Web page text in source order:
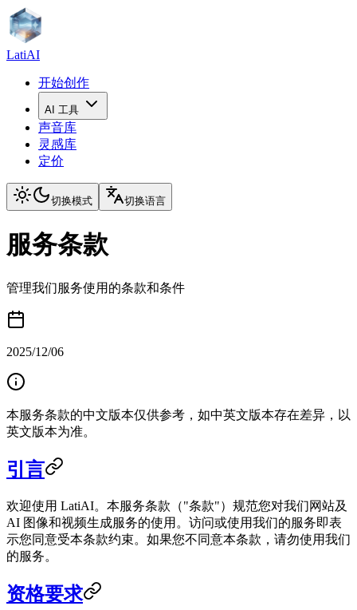
LatiAI
开始创作
AI 工具
声音库
灵感库
定价
切换模式 切换语言
服务条款
管理我们服务使用的条款和条件
2025/12/06
本服务条款的中文版本仅供参考，如中英文版本存在差异，以
英文版本为准。
引言
欢迎使用 LatiAI。本服务条款（"条款"）规范您对我们网站及
AI 图像和视频生成服务的使用。访问或使用我们的服务即表
示您同意受本条款约束。如果您不同意本条款，请勿使用我们
的服务。
资格要求